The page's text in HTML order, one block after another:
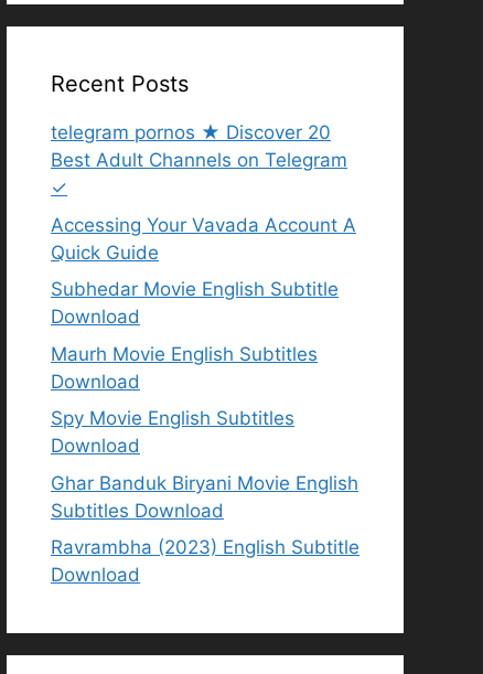
Recent Posts
telegram pornos ★ Discover 20
Best Adult Channels on Telegram
✓
Accessing Your Vavada Account A
Quick Guide
Subhedar Movie English Subtitle
Download
Maurh Movie English Subtitles
Download
Spy Movie English Subtitles
Download
Ghar Banduk Biryani Movie English
Subtitles Download
Ravrambha (2023) English Subtitle
Download